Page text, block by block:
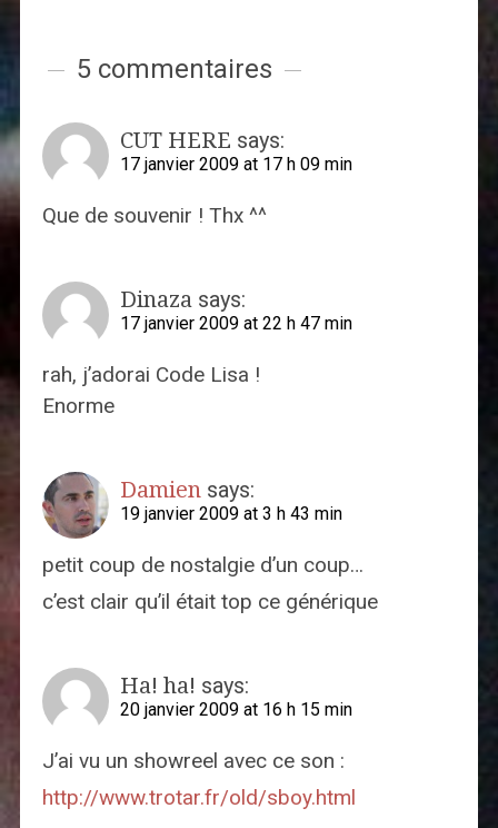
5 commentaires
CUT HERE says:
17 janvier 2009 at 17 h 09 min
Que de souvenir ! Thx ^^
Dinaza says:
17 janvier 2009 at 22 h 47 min
rah, j’adorai Code Lisa !
Enorme
Damien says:
19 janvier 2009 at 3 h 43 min
petit coup de nostalgie d’un coup…
c’est clair qu’il était top ce générique
Ha! ha! says:
20 janvier 2009 at 16 h 15 min
J’ai vu un showreel avec ce son :
http://www.trotar.fr/old/sboy.html